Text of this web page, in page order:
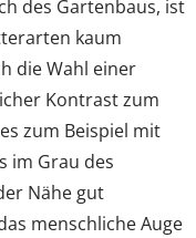
des Gartenbaus, ist
kaum
die Wahl einer
Kontrast zum
zum Beispiel mit
im Grau des
Nähe gut
menschliche Auge